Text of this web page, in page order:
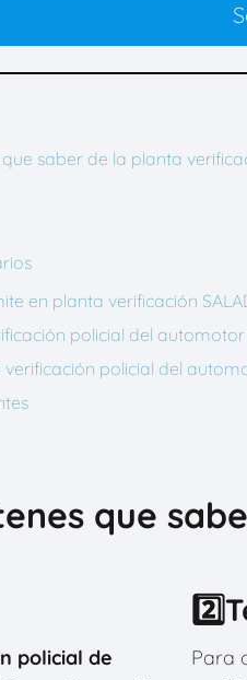
saber de la planta
en planta verificación
policial del automotor
policial del
que
policial de
Para